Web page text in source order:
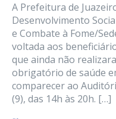
A Prefeitura de
Desenvolvimento
e Combate à Fome/
voltada aos
que ainda não
obrigatório de saúde
comparecer ao
(9), das 14h às 20h. […]